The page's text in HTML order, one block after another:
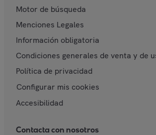
Motor de búsqueda
Menciones Legales
Información obligatoria
Condiciones generales de venta y de
Política de privacidad
Configurar mis cookies
Accesibilidad
Contacta con nosotros